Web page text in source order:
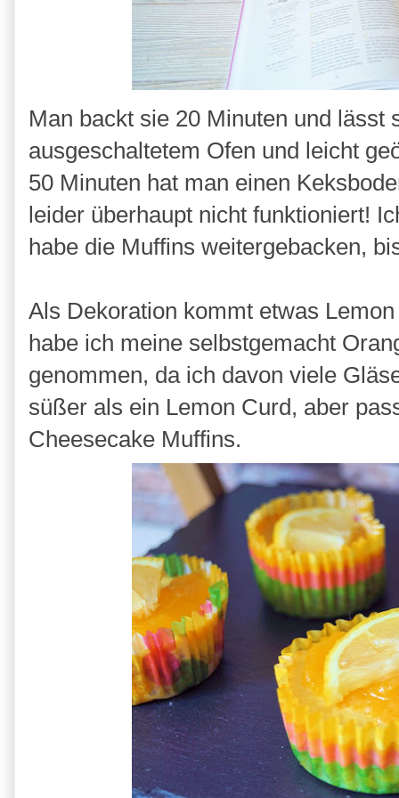
Man backt sie 20 Minuten und lässt
ausgeschaltetem Ofen und leicht
50 Minuten hat man einen
leider überhaupt nicht funktioniert!
habe die Muffins weitergebacken,
Als Dekoration kommt etwas
habe ich meine selbstgemacht
genommen, da ich davon viele
süßer als ein Lemon Curd, aber
Cheesecake Muffins.